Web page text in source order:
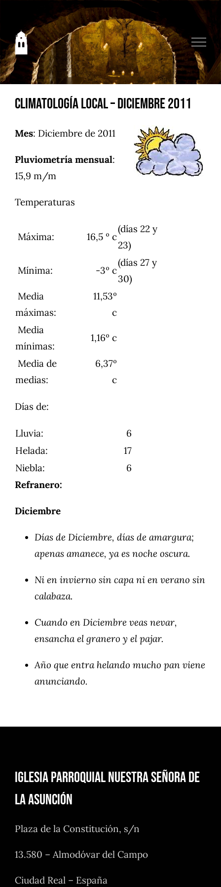
contenido
Climatología local – Diciembre 2011
Mes: Diciembre de 2011
Pluviometría mensual:
15,9 m/m
Temperaturas
Máxima: 16,5 º c
(días 22 y
23)
Mínima: -3º c
(días 27 y
30)
Media
máximas:
11,53º
c
Media
mínimas:
1,16º c
Media de
medias:
6,37º
c
Días de:
Lluvia:
6
Helada:
17
Niebla:
6
Refranero:
Diciembre
Días de Diciembre, días de amargura;
apenas amanece, ya es noche oscura.
Ni en invierno sin capa ni en verano sin
calabaza.
Cuando en Diciembre veas nevar,
ensancha el granero y el pajar.
Año que entra helando mucho pan viene
anunciando.
Iglesia Parroquial Nuestra Señora de
la Asunción
Plaza de la Constitución, s/n
13.580 – Almodóvar del Campo
Ciudad Real – España